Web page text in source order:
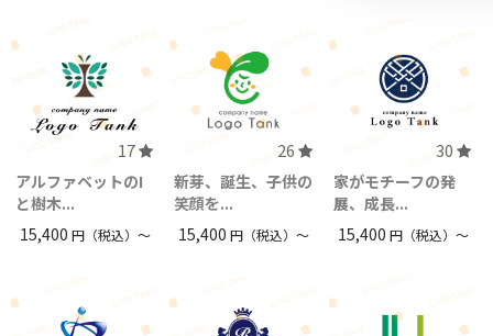
17
アルファベットのI
と樹木...
15,400 円（税込）〜
26
新芽、誕生、子供の
笑顔を...
15,400円（税込）〜
30
家がモチーフの発
展、成長...
15,400 円（税込）〜